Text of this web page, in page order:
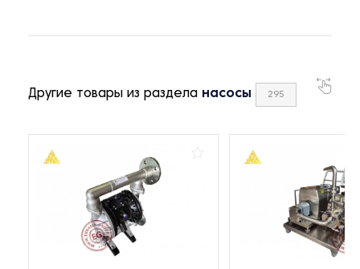
Другие товары из раздела насосы 295